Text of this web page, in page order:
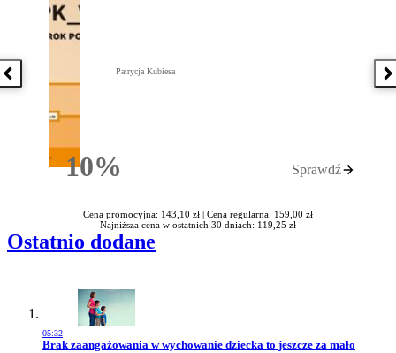
Poprzednia książka
10%Rabatu
Patrycja Kubiesa
Sprawdź
Cena promocyjna: 143,10 zł | Cena regularna: 159,00 zł
Najniższa cena w ostatnich 30 dniach: 119,25 zł
Ostatnio dodane
05:32
Przejdź do artykułu:
Brak zaangażowania w wychowanie dziecka to jeszcze za mało